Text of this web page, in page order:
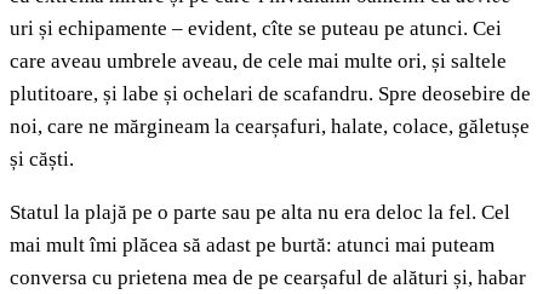
uri și echipamente – evident, cîte se puteau pe atunci. Cei
care aveau umbrele aveau, de cele mai multe ori, și saltele
plutitoare, și labe și ochelari de scafandru. Spre deosebire de
noi, care ne mărgineam la cearșafuri, halate, colace, găletușe
și căști.
Statul la plajă pe o parte sau pe alta nu era deloc la fel. Cel
mai mult îmi plăcea să adast pe burtă: atunci mai puteam
conversa cu prietena mea de pe cearșaful de alături și, habar